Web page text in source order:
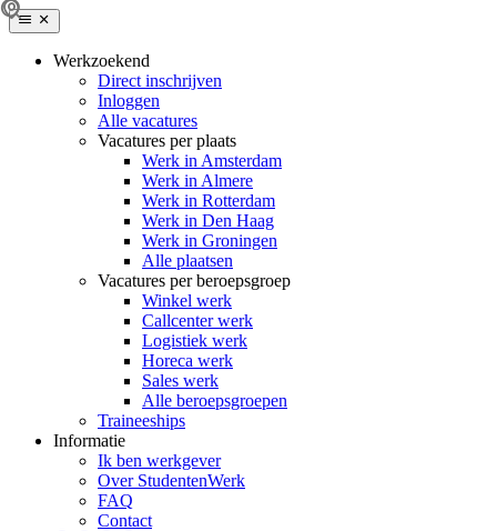
Werkzoekend
Direct inschrijven
Inloggen
Alle vacatures
Vacatures per plaats
Werk in Amsterdam
Werk in Almere
Werk in Rotterdam
Werk in Den Haag
Werk in Groningen
Alle plaatsen
Vacatures per beroepsgroep
Winkel werk
Callcenter werk
Logistiek werk
Horeca werk
Sales werk
Alle beroepsgroepen
Traineeships
Informatie
Ik ben werkgever
Over StudentenWerk
FAQ
Contact